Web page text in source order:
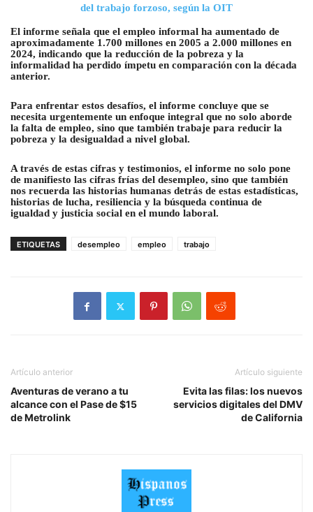
del trabajo forzoso, según la OIT
El informe señala que el empleo informal ha aumentado de
aproximadamente 1.700 millones en 2005 a 2.000 millones en
2024, indicando que la reducción de la pobreza y la
informalidad ha perdido ímpetu en comparación con la década
anterior.
Para enfrentar estos desafíos, el informe concluye que se
necesita urgentemente un enfoque integral que no solo aborde
la falta de empleo, sino que también trabaje para reducir la
pobreza y la desigualdad a nivel global.
A través de estas cifras y testimonios, el informe no solo pone
de manifiesto las cifras frías del desempleo, sino que también
nos recuerda las historias humanas detrás de estas estadísticas,
historias de lucha, resiliencia y la búsqueda continua de
igualdad y justicia social en el mundo laboral.
ETIQUETAS desempleo empleo trabajo
Artículo anterior
Aventuras de verano a tu
alcance con el Pase de $15
de Metrolink
Artículo siguiente
Evita las filas: los nuevos
servicios digitales del DMV
de California